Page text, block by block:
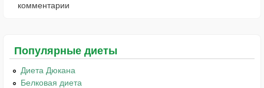
комментарии
Популярные диеты
Диета Дюкана
Белковая диета